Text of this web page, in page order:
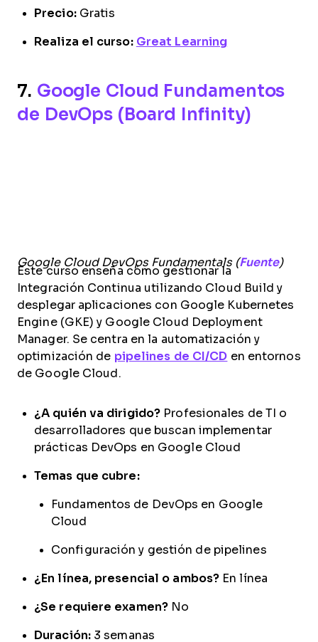
Precio:Gratis
Realiza el curso: Great Learning
7. Google Cloud Fundamentos
de DevOps (Board Infinity)
Google Cloud DevOps Fundamentals (Fuente)
Este curso enseña cómo gestionar la
Integración Continua utilizando Cloud Build y
desplegar aplicaciones con Google Kubernetes
Engine (GKE) y Google Cloud Deployment
Manager. Se centra en la automatización y
optimización de pipelines de CI/CD en entornos
de Google Cloud.
¿A quién va dirigido? Profesionales de TI o
desarrolladores que buscan implementar
prácticas DevOps en Google Cloud
Temas que cubre:
Fundamentos de DevOps en Google
Cloud
Configuración y gestión de pipelines
¿En línea, presencial o ambos? En línea
¿Se requiere examen? No
Duración:3 semanas